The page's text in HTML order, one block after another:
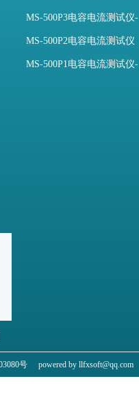
MS-500P3电容电流测试仪-3PT、两种4PT、1PT连接方式
MS-500P2电容电流测试仪
MS-500P1电容电流测试仪- 支持3PT、4PT、1PT
号 powered by llfxsoft@qq.com